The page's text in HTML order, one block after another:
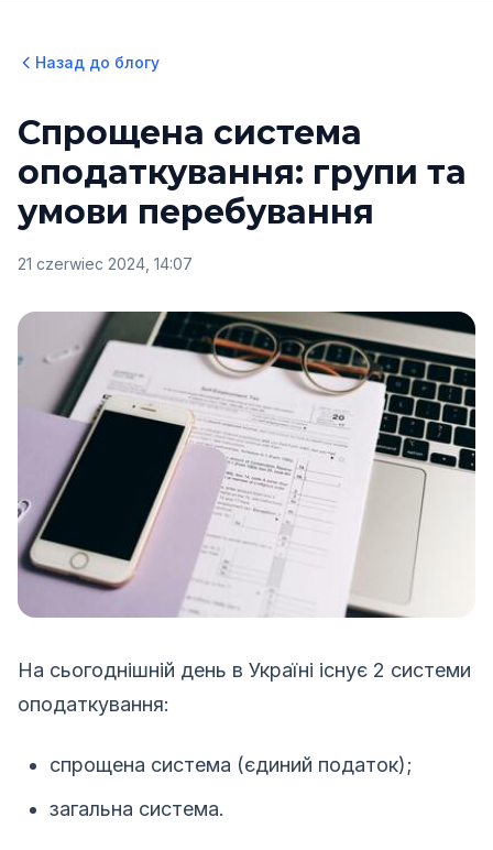
Назад до блогу
Спрощена система
оподаткування: групи та
умови перебування
21 czerwiec 2024, 14:07
На сьогоднішній день в Україні існує 2 системи
оподаткування:
спрощена система (єдиний податок);
загальна система.